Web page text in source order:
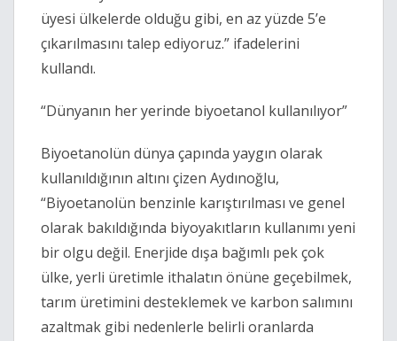
üyesi ülkelerde olduğu gibi, en az yüzde 5’e
çıkarılmasını talep ediyoruz.” ifadelerini
kullandı.
“Dünyanın her yerinde biyoetanol kullanılıyor”
Biyoetanolün dünya çapında yaygın olarak
kullanıldığının altını çizen Aydınoğlu,
“Biyoetanolün benzinle karıştırılması ve genel
olarak bakıldığında biyoyakıtların kullanımı yeni
bir olgu değil. Enerjide dışa bağımlı pek çok
ülke, yerli üretimle ithalatın önüne geçebilmek,
tarım üretimini desteklemek ve karbon salımını
azaltmak gibi nedenlerle belirli oranlarda